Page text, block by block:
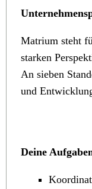
Du suchst eine
Matrium steht
starken
An sieben
und
Deine